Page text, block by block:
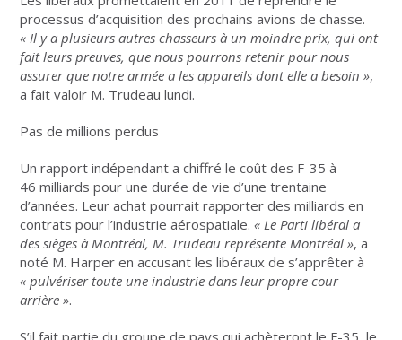
processus d’acquisition des prochains avions de chasse.
« Il y a plusieurs autres chasseurs à un moindre prix, qui ont
fait leurs preuves, que nous pourrons retenir pour nous
assurer que notre armée a les appareils dont elle a besoin »,
a fait valoir M. Trudeau lundi.
Pas de millions perdus
Un rapport indépendant a chiffré le coût des F-35 à
46 milliards pour une durée de vie d’une trentaine
d’années. Leur achat pourrait rapporter des milliards en
contrats pour l’industrie aérospatiale. « Le Parti libéral a
des sièges à Montréal, M. Trudeau représente Montréal », a
noté M. Harper en accusant les libéraux de s’apprêter à
« pulvériser toute une industrie dans leur propre cour
arrière ».